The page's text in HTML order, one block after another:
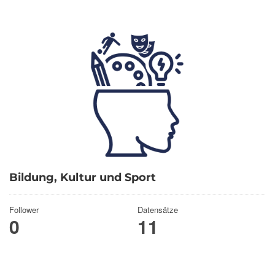
Bildung, Kultur und Sport
Follower
0
Datensätze
11